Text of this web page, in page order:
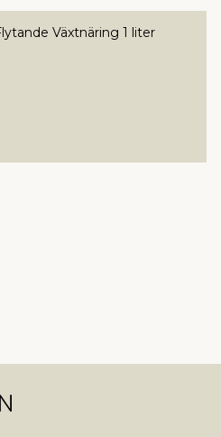
Växtnäring 1 liter